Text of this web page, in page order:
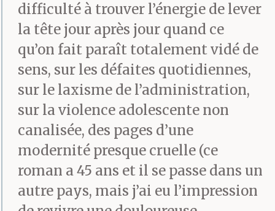
Joseph a dit : Je croyais
qu’ils n’étaient plus
autorisés par les
fabricants d’œufs ?
Albert a dit : C’est mon
jour de chance ! Un
double jaune !
difficulté à trouver l’énergie de lever
la tête jour après jour quand ce
qu’on fait paraît totalement vidé de
sens, sur les défaites quotidiennes,
sur le laxisme de l’administration,
sur la violence adolescente non
canalisée, des pages d’une
modernité presque cruelle (ce
roman a 45 ans et il se passe dans un
autre pays, mais j’ai eu l’impression